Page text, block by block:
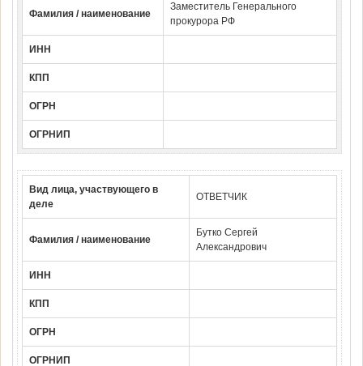
Фамилия / наименование
Заместитель Генерального
прокурора РФ
ИНН
КПП
ОГРН
ОГРНИП
Вид лица, участвующего в
деле
ОТВЕТЧИК
Фамилия / наименование
Бутко Сергей
Александрович
ИНН
КПП
ОГРН
ОГРНИП